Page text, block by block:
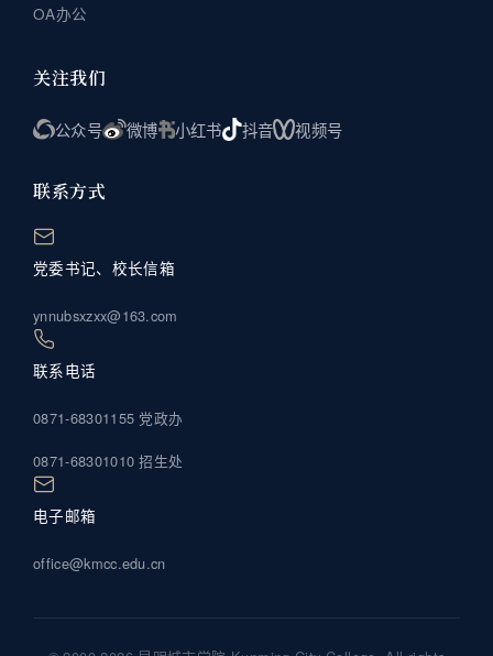
OA办公
关注我们
公众号 微博 小红书 抖音 视频号
联系方式
党委书记、校长信箱
ynnubsxzxx@163.com
联系电话
0871-68301155 党政办
0871-68301010 招生处
电子邮箱
office@kmcc.edu.cn